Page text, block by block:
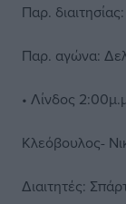
Παρ.
Παρ. αγώνα:
• Λίνδος
Κλεόβουλος-
Διαιτητές: